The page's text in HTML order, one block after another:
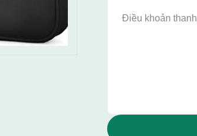
Điều khoản